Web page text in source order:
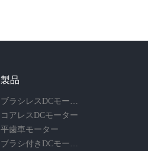
製品
コアレスDCモーター
平歯車モーター